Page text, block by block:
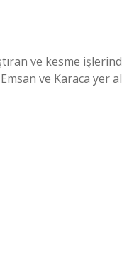
ve kesme
ve Karaca yer